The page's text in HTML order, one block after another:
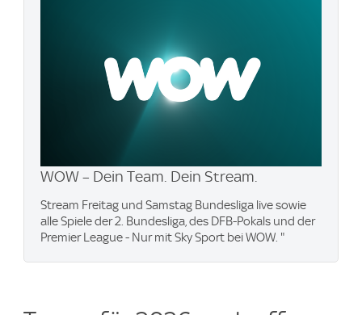
WOW – Dein Team. Dein Stream.
Stream Freitag und Samstag Bundesliga live sowie
alle Spiele der 2. Bundesliga, des DFB-Pokals und der
Premier League - Nur mit Sky Sport bei WOW. "